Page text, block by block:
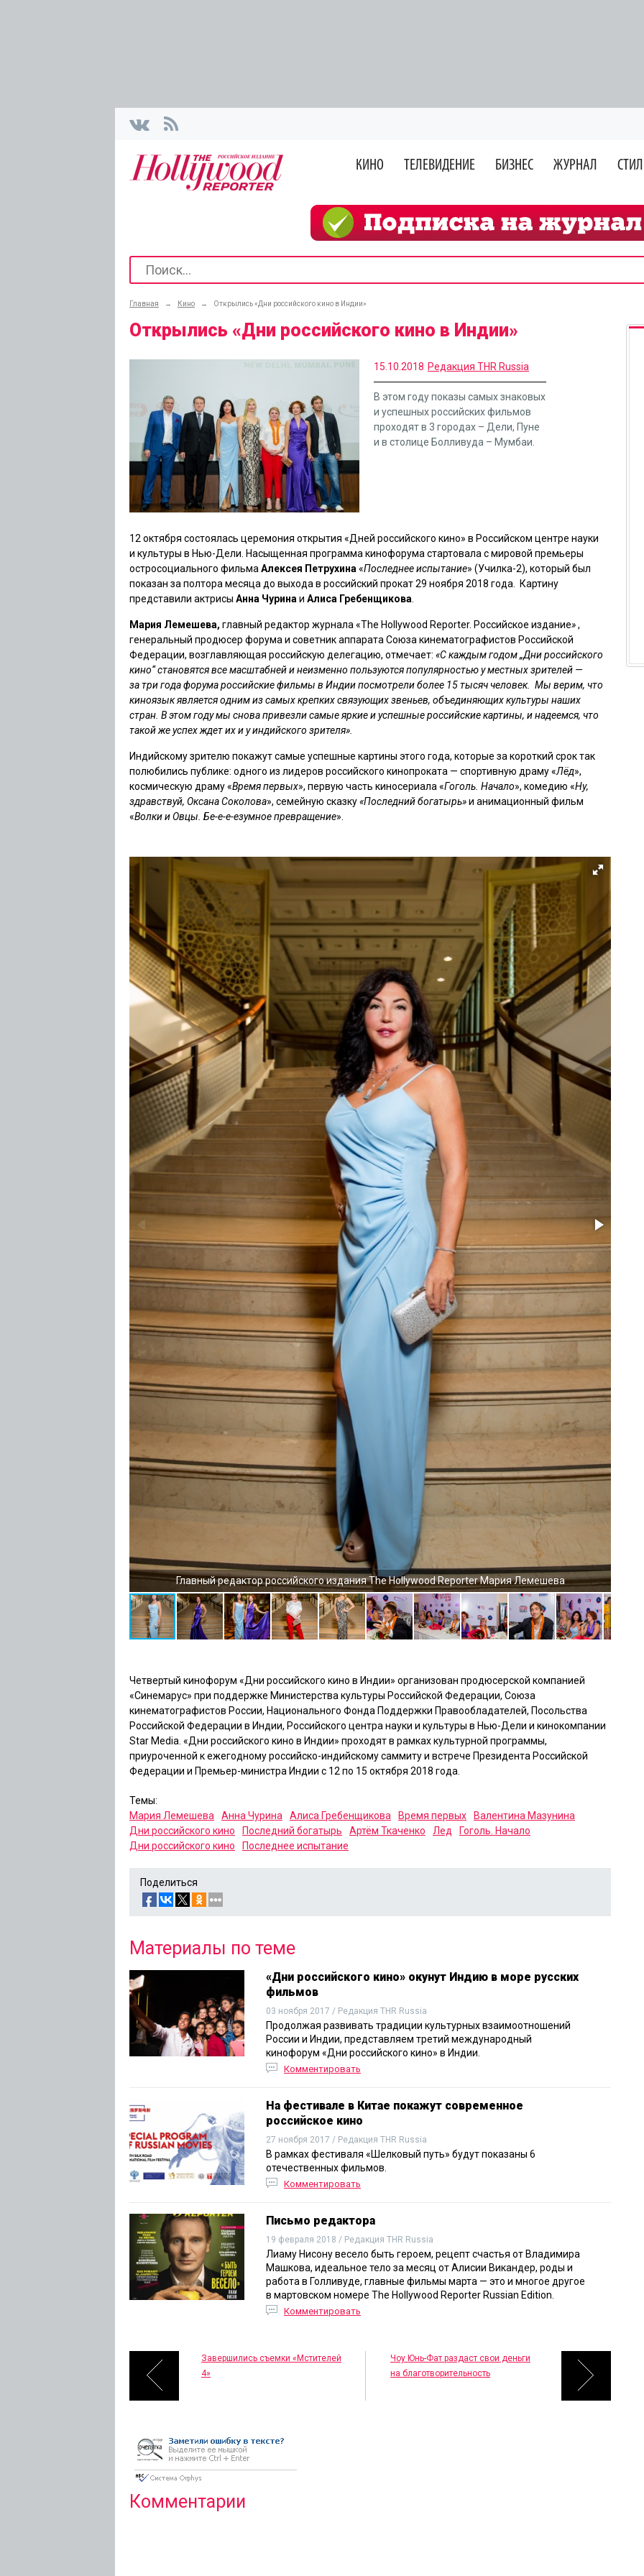
КИНО ТЕЛЕВИДЕНИЕ БИЗНЕС ЖУРНАЛ
Главная → Кино → Открылись «Дни российского кино в Индии»
Открылись «Дни российского кино в Индии»
15.10.2018 Редакция THR Russia
В этом году показы самых знаковых
и успешных российских фильмов
проходят в 3 городах – Дели, Пуне
и в столице Болливуда – Мумбаи.
12 октября состоялась церемония открытия «Дней российского кино» в Российском центре науки
и культуры в Нью-Дели. Насыщенная программа кинофорума стартовала с мировой премьеры
остросоциального фильма Алексея Петрухина «Последнее испытание» (Училка-2), который был
показан за полтора месяца до выхода в российский прокат 29 ноября 2018 года. Картину
представили актрисы Анна Чурина и Алиса Гребенщикова
Мария Лемешева, главный редактор журнала «The Hollywood Reporter. Российское издание»,
генеральный продюсер форума и советник аппарата Союза кинематографистов Российской
Федерации, возглавляющая российскую делегацию, отмечает: «С каждым годом „Дни российского
кино“ становятся все масштабней и неизменно пользуются популярностью у местных зрителей —
за три года форума российские фильмы в Индии посмотрели более 15 тысяч человек. Мы верим, что
киноязык является одним из самых крепких связующих звеньев, объединяющих культуры наших
стран. В этом году мы снова привезли самые яркие и успешные российские картины, и надеемся, что
такой же успех ждет их и у индийского зрителя».
Индийскому зрителю покажут самые успешные картины этого года, которые за короткий срок так
полюбились публике: одного из лидеров российского кинопроката — спортивную драму «Лёд»,
космическую драму «Время первых», первую часть киносериала «Гоголь. Начало», комедию «Ну,
здравствуй, Оксана Соколова», семейную сказку«Последний богатырь»и анимационный фильм
«Волки и Овцы. Бе-е-е-езумное превращение».
Главный редактор российского издания The Hollywood Reporter Мария Лемешева
Четвертый кинофорум «Дни российского кино в Индии» организован продюсерской компанией
«Синемарус» при поддержке Министерства культуры Российской Федерации, Союза
кинематографистов России, Национального Фонда Поддержки Правообладателей, Посольства
Российской Федерации в Индии, Российского центра науки и культуры в Нью-Дели и кинокомпании
Star Media. «Дни российского кино в Индии» проходят в рамках культурной программы,
приуроченной к ежегодному российско-индийскому саммиту и встрече Президента Российской
Федерации и Премьер-министра Индии с 12 по 15 октября 2018 года.
Темы:
Мария Лемешева
Анна Чурина Алиса Гребенщикова Время первых
Валентина Мазунина
Дни российского кино
Последний богатырь Артём Ткаченко Лед
Гоголь. Начало
Дни российского кино
Последнее испытание
Поделиться
Материалы по теме
«Дни российского кино» окунут Индию в море русских
фильмов
03 ноября 2017 / Редакция THR Russia
Продолжая развивать традиции культурных взаимоотношений
России и Индии, представляем третий международный
кинофорум «Дни российского кино» в Индии.
Комментировать
На фестивале в Китае покажут современное
российское кино
27 ноября 2017 / Редакция THR Russia
В рамках фестиваля «Шелковый путь» будут показаны 6
отечественных фильмов.
Комментировать
Письмо редактора
19 февраля 2018 / Редакция THR Russia
Лиаму Нисону весело быть героем, рецепт счастья от Владимира
Машкова, идеальное тело за месяц от Алисии Викандер, роды и
работа в Голливуде, главные фильмы марта — это и многое другое
в мартовском номере The Hollywood Reporter Russian Edition.
Комментировать
Завершились съемки «Мстителей
4»
Чоу Юнь-Фат раздаст свои деньги
на благотворительность
Комментарии